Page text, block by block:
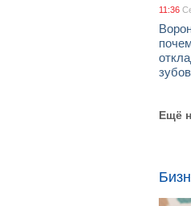
11:36
зубов
Ещё